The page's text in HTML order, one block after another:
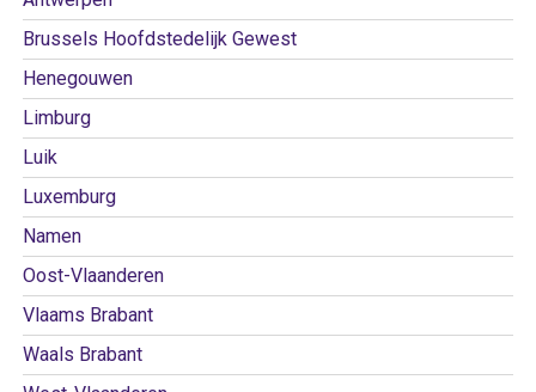
Brussels Hoofdstedelijk Gewest
Henegouwen
Limburg
Luik
Luxemburg
Namen
Oost-Vlaanderen
Vlaams Brabant
Waals Brabant